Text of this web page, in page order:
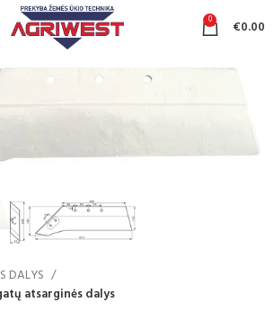
0 €0.00
DALYS
atsarginės dalys